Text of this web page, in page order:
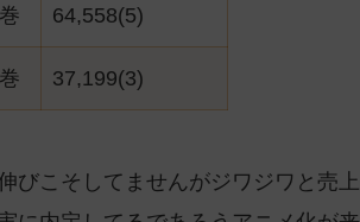
64,558(5)
37,199(3)
びこそしてませんがジワジワと売